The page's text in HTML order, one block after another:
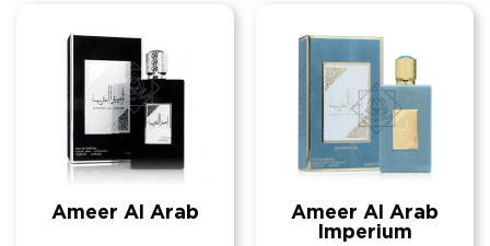
Ameer Al Arab
Ameer Al Arab
Imperium